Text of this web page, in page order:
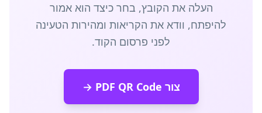
העלה את הקובץ, בחר כיצד הוא אמור
להיפתח, וודא את הקריאות ומהירות הטעינה
לפני פרסום הקוד.
צור PDF QR Code →